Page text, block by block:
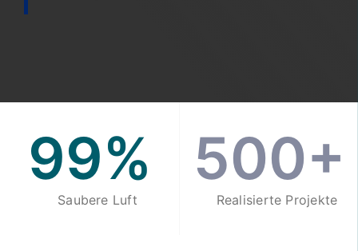
99%
Saubere Luft
500+
Realisierte Projekte